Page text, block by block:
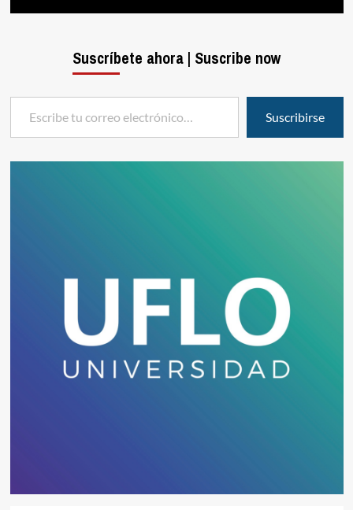
Suscríbete ahora | Suscribe now
Escribe tu correo electrónico…
Suscribirse